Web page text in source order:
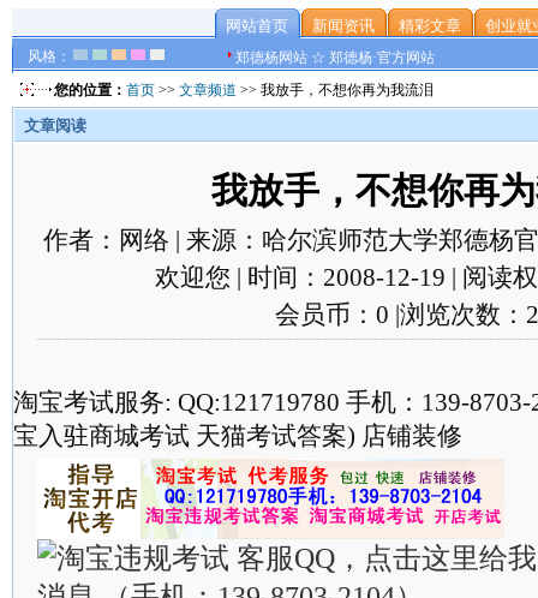
风格：
网站首页 新闻资讯 精彩文章 创业就
郑德杨网站 ☆ 郑德杨·官方网站
您的位置： 首页 >> 文章频道 >> 我放手，不想你再为我流泪
文章阅读
我放手，不想你再
作者：网络 | 来源：哈尔滨师范大学郑德杨
欢迎您 | 时间：2008-12-19 | 阅读
会员币：0 |浏览次数：
淘宝考试服务: QQ:121719780 手机：139-
宝入驻商城考试 天猫考试答案) 店铺装修